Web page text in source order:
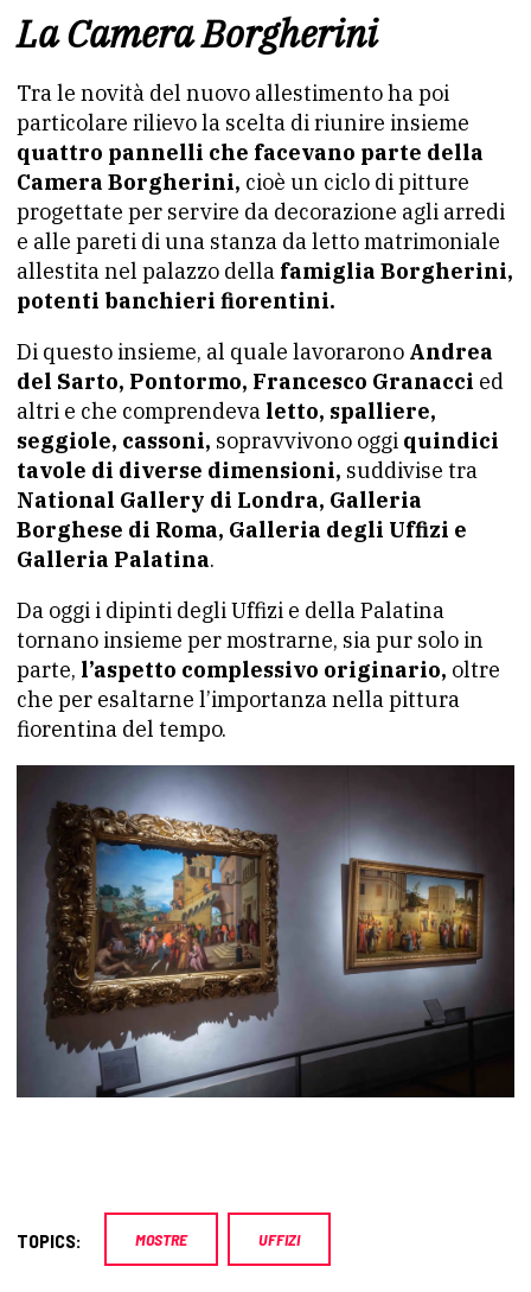
La Camera Borgherini
Tra le novità del nuovo allestimento ha poi
particolare rilievo la scelta di riunire insieme
quattro pannelli che facevano parte della
Camera Borgherini, cioè un ciclo di pitture
progettate per servire da decorazione agli arredi
e alle pareti di una stanza da letto matrimoniale
allestita nel palazzo della famiglia Borgherini,
potenti banchieri fiorentini.
Di questo insieme, al quale lavorarono Andrea
del Sarto, Pontormo, Francesco Granacci ed
altri e che comprendeva letto, spalliere,
seggiole, cassoni, sopravvivono oggi quindici
tavole di diverse dimensioni, suddivise tra
National Gallery di Londra, Galleria
Borghese di Roma, Galleria degli Uffizi e
Galleria Palatina.
Da oggi i dipinti degli Uffizi e della Palatina
tornano insieme per mostrarne, sia pur solo in
parte, l’aspetto complessivo originario, oltre
che per esaltarne l’importanza nella pittura
fiorentina del tempo.
TOPICS: MOSTRE UFFIZI